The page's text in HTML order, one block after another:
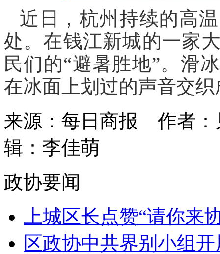
近日，杭州持续的高
处。在钱江新城的一家
民们的“避暑胜地”。滑
在冰面上划过的声音交
来源：每日商报 作者
辑：李佳萌
政协要闻
上城区长点赞“请你来
区政协中共界别小组